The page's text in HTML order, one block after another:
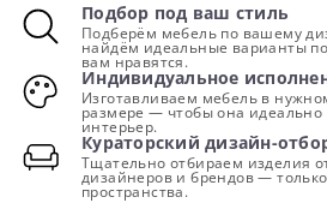
Подбор под ваш стиль
Подберём мебель по вашему
найдём идеальные варианты
вам нравятся.
Индивидуальное
Изготавливаем мебель в
размере — чтобы она идеально
интерьер.
Кураторский дизайн-
Тщательно отбираем изделия
дизайнеров и брендов —
пространства.